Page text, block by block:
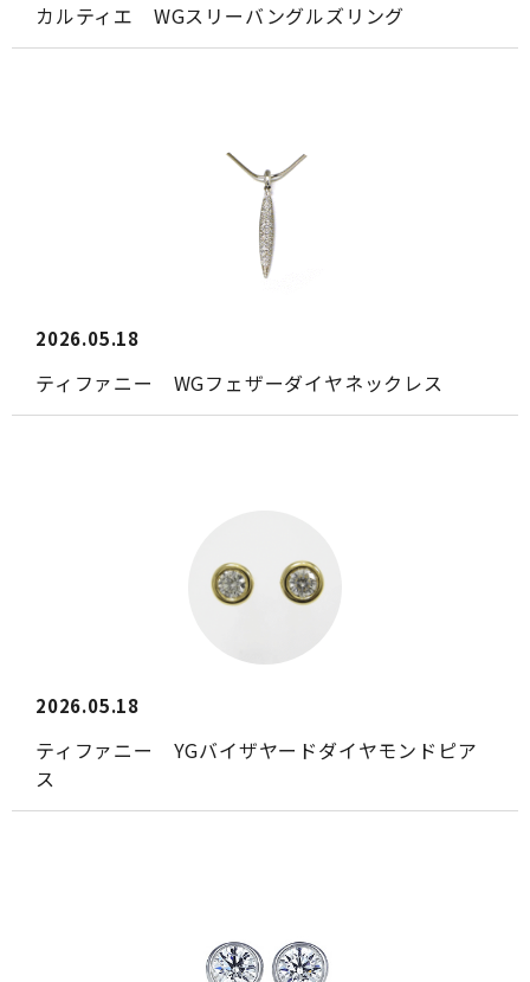
カルティエ WGスリーバングルズリング
2026.05.18
ティファニー WGフェザーダイヤネックレス
2026.05.18
ティファニー YGバイザヤードダイヤモンドピア
ス